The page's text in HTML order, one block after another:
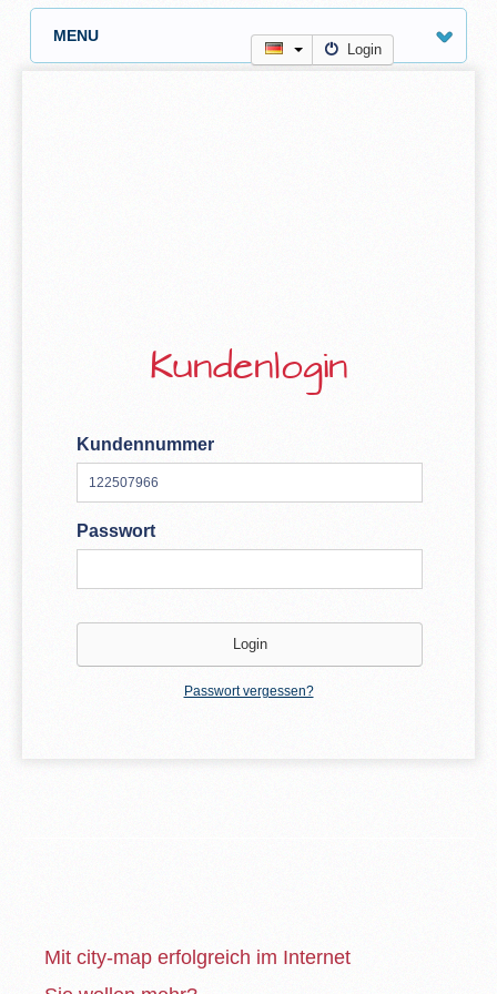
MENU
Login
Kundenlogin
Kundennummer
Passwort
Passwort vergessen?
Mit city-map erfolgreich im Internet